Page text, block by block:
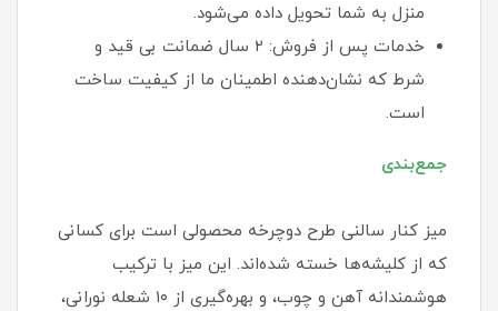
منزل به شما تحویل داده می‌شود.
خدمات پس از فروش: ۲ سال ضمانت بی قید و
شرط که نشان‌دهنده اطمینان ما از کیفیت ساخت
است.
جمع‌بندی
میز کنار سالنی طرح دوچرخه محصولی است برای کسانی
که از کلیشه‌ها خسته شده‌اند. این میز با ترکیب
هوشمندانه آهن و چوب، و بهره‌گیری از ۱۰ شعله نورانی،